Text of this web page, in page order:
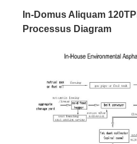
In-Domus Aliquam
Processus Diagram